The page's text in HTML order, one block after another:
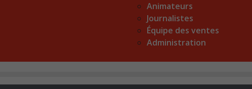
Animateurs
Journalistes
Équipe des ventes
Administration